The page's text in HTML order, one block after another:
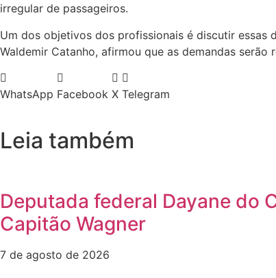
irregular de passageiros.
Um dos objetivos dos profissionais é discutir
Waldemir Catanho, afirmou que as demandas
WhatsApp Facebook X Telegram
Leia também
Deputada federal Dayane do
Capitão Wagner
7 de agosto de 2026